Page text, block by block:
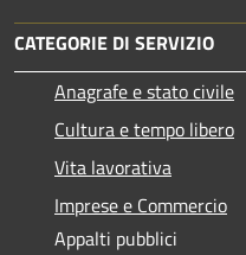
CATEGORIE DI SERVIZIO
Anagrafe e stato civile
Cultura e tempo libero
Vita lavorativa
Imprese e Commercio
Appalti pubblici